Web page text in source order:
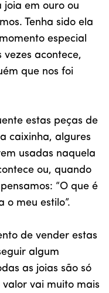
joia em ouro ou
Tenha sido ela
especial
acontece,
que nos foi
estas peças de
caixinha, algures
usadas naquela
ou, quando
“O que é
o meu estilo”.
de vender estas
algum
as joias são só
valor vai muito mais